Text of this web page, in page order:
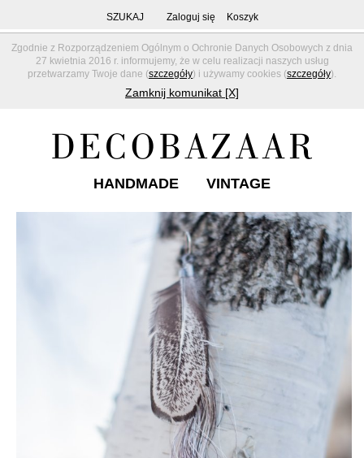
Zgodnie z Rozporządzeniem Ogólnym o Ochronie Danych Osobowych z dnia
27 kwietnia 2016 r. informujemy, że w celu realizacji naszych usług
przetwarzamy Twoje dane (szczegóły) i używamy cookies (szczegóły).
Zamknij komunikat [X]
SZUKAJ Zaloguj się Koszyk
HANDMADE VINTAGE